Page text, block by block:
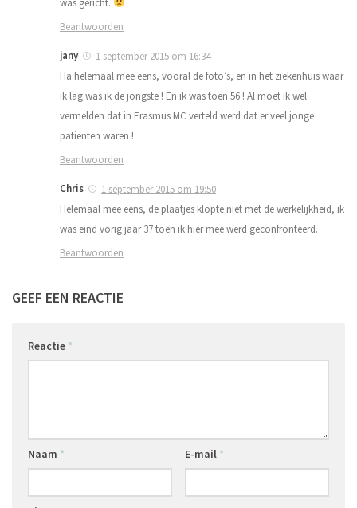
Beantwoorden
jany
1 september 2015 om 16:34
Ha helemaal mee eens, vooral de foto’s, en in het ziekenhuis waar
ik lag was ik de jongste ! En ik was toen 56 ! Al moet ik wel
vermelden dat in Erasmus MC verteld werd dat er veel jonge
patienten waren !
Beantwoorden
Chris
1 september 2015 om 19:50
Helemaal mee eens, de plaatjes klopte niet met de werkelijkheid, ik
was eind vorig jaar 37 toen ik hier mee werd geconfronteerd.
Beantwoorden
GEEF EEN REACTIE
Reactie *
Naam * E-mail *